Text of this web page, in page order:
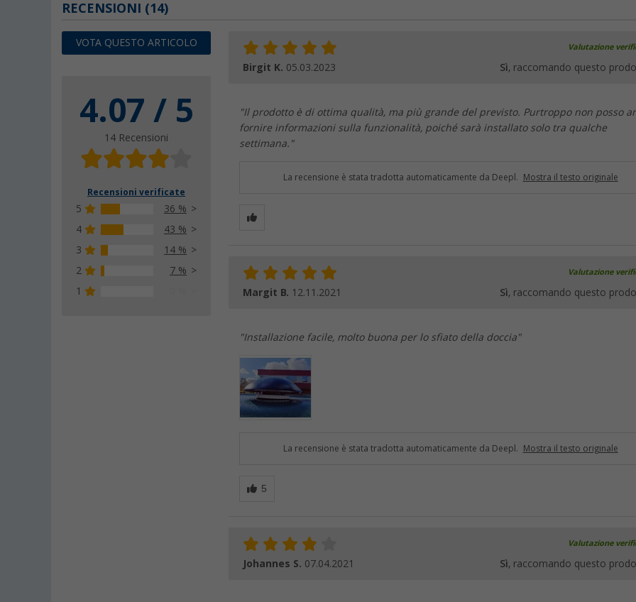
RECENSIONI (14)
VOTA QUESTO ARTICOLO
4.07 / 5
14 Recensioni
Recensioni verificate
5
36 %
4
43 %
3
14 %
2
7 %
1
Valutazione
Birgit K. 05.03.2023 Sì, raccomando questo
"Il prodotto è di ottima qualità, ma più grande del previsto. Purtroppo non posso
fornire informazioni sulla funzionalità, poiché sarà installato solo tra qualche
settimana."
La recensione è stata tradotta automaticamente da Deepl. Mostra il testo originale
Valutazione
Margit B. 12.11.2021 Sì, raccomando questo
"Installazione facile, molto buona per lo sfiato della doccia"
La recensione è stata tradotta automaticamente da Deepl. Mostra il testo originale
Valutazione
Johannes S. 07.04.2021 Sì, raccomando questo